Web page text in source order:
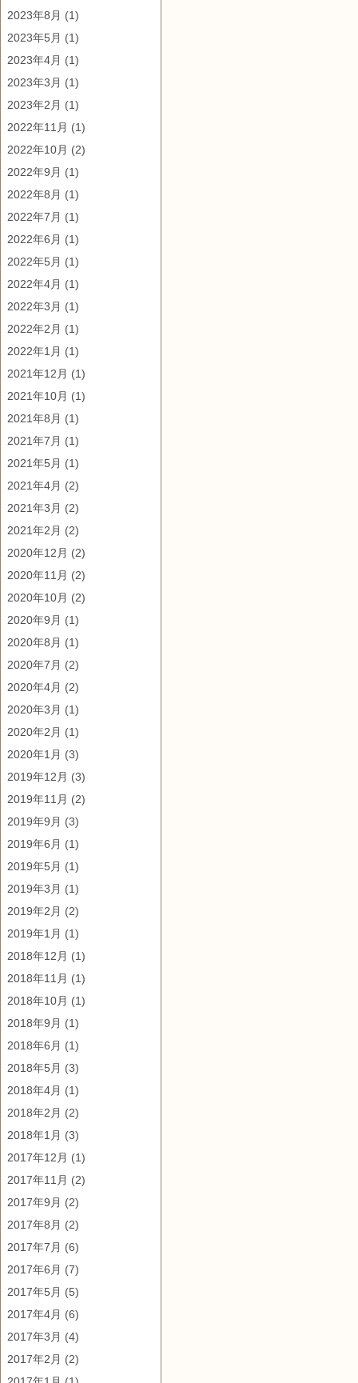
2023年8月 (1)
2023年5月 (1)
2023年4月 (1)
2023年3月 (1)
2023年2月 (1)
2022年11月 (1)
2022年10月 (2)
2022年9月 (1)
2022年8月 (1)
2022年7月 (1)
2022年6月 (1)
2022年5月 (1)
2022年4月 (1)
2022年3月 (1)
2022年2月 (1)
2022年1月 (1)
2021年12月 (1)
2021年10月 (1)
2021年8月 (1)
2021年7月 (1)
2021年5月 (1)
2021年4月 (2)
2021年3月 (2)
2021年2月 (2)
2020年12月 (2)
2020年11月 (2)
2020年10月 (2)
2020年9月 (1)
2020年8月 (1)
2020年7月 (2)
2020年4月 (2)
2020年3月 (1)
2020年2月 (1)
2020年1月 (3)
2019年12月 (3)
2019年11月 (2)
2019年9月 (3)
2019年6月 (1)
2019年5月 (1)
2019年3月 (1)
2019年2月 (2)
2019年1月 (1)
2018年12月 (1)
2018年11月 (1)
2018年10月 (1)
2018年9月 (1)
2018年6月 (1)
2018年5月 (3)
2018年4月 (1)
2018年2月 (2)
2018年1月 (3)
2017年12月 (1)
2017年11月 (2)
2017年9月 (2)
2017年8月 (2)
2017年7月 (6)
2017年6月 (7)
2017年5月 (5)
2017年4月 (6)
2017年3月 (4)
2017年2月 (2)